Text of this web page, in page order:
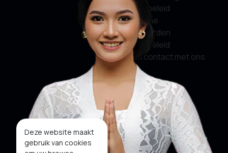
Deze website maakt
gebruik van cookies
Privacybeleid
Algemene
Voorwaarden
Cookiebeleid
Neem contact met ons
op
Sociale media
Facebook
Twitter